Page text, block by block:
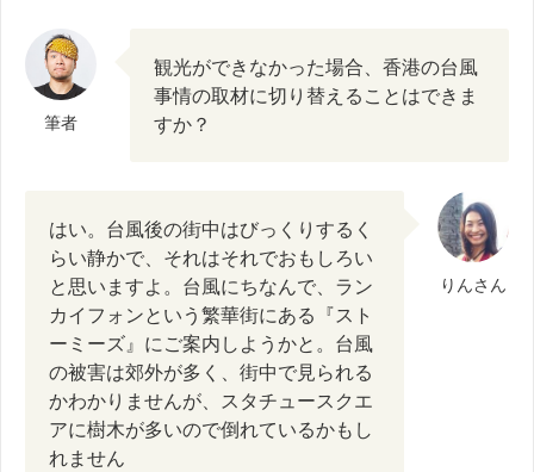
筆者
観光ができなかった場合、香港の台風
事情の取材に切り替えることはできま
すか？
りんさん
はい。台風後の街中はびっくりするく
らい静かで、それはそれでおもしろい
と思いますよ。台風にちなんで、ラン
カイフォンという繁華街にある『スト
ーミーズ』にご案内しようかと。台風
の被害は郊外が多く、街中で見られる
かわかりませんが、スタチュースクエ
アに樹木が多いので倒れているかもし
れません